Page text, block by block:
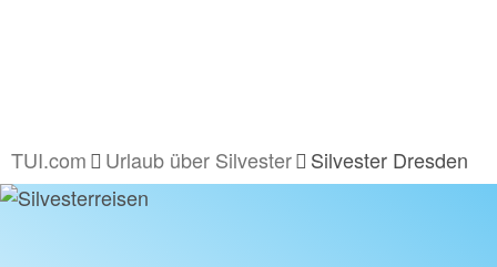
TUI.com Urlaub über Silvester Silvester Dresden